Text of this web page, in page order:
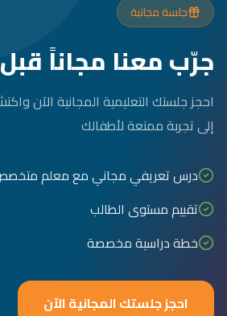
جلسة مجانية
جرّب معنا مجاناً
احجز جلستك التعليمية المجانية الآن
إلى تجربة ممتعة لأطفالك
درس تعريفي مجاني مع معلم
تقييم مستوى الطالب
خطة دراسية مخصصة
احجز جلستك المجانية الآن